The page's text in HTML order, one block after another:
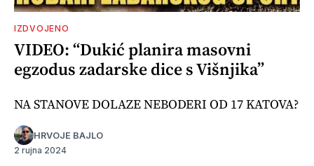
IZDVOJENO
VIDEO: “Dukić planira masovni
egzodus zadarske dice s Višnjika”
NA STANOVE DOLAZE NEBODERI OD 17 KATOVA?
HRVOJE BAJLO
2 rujna 2024